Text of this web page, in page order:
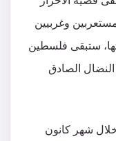
وغربيين
ستبقى فلسطين
الصادق
شهر كانون